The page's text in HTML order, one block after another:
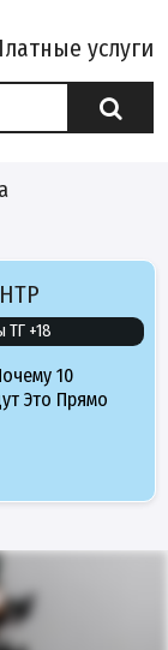
услуги
ТГ +18
10
Это Прямо